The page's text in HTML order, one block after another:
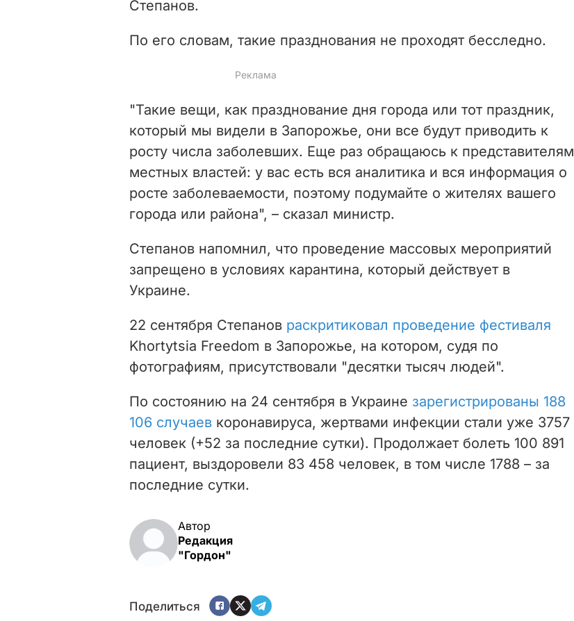
Степанов.
По его словам, такие празднования не проходят бесследно.
"Такие вещи, как празднование дня города или тот праздник,
который мы видели в Запорожье, они все будут приводить к
росту числа заболевших. Еще раз обращаюсь к представителям
местных властей: у вас есть вся аналитика и вся информация о
росте заболеваемости, поэтому подумайте о жителях вашего
города или района", – сказал министр.
Степанов напомнил, что проведение массовых мероприятий
запрещено в условиях карантина, который действует в
Украине.
22 сентября Степанов раскритиковал проведение фестиваля
Khortytsia Freedom в Запорожье, на котором, судя по
фотографиям, присутствовали "десятки тысяч людей".
По состоянию на 24 сентября в Украине зарегистрированы 188
106 случаев коронавируса, жертвами инфекции стали уже 3757
человек (+52 за последние сутки). Продолжает болеть 100 891
пациент, выздоровели 83 458 человек, в том числе 1788 – за
последние сутки.
Автор
Редакция
"Гордон"
Поделиться